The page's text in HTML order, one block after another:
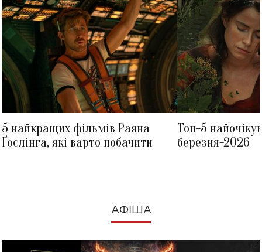
5 найкращих фільмів Раяна
Ґослінга, які варто побачити
Топ-5
березня-2026
АФІША